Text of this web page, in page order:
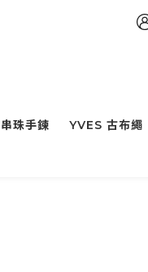
珠手鍊 YVES 古布繩